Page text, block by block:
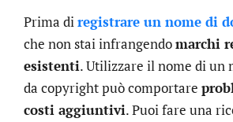
Prima diregistrare un nome di
che non stai infrangendomarchi
esistenti. Utilizzare il nome di un
da copyright può comportare
costi aggiuntivi. Puoi fare una